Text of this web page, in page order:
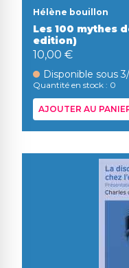
Hélène bouillon
Les 100 mythes
edition)
10,00 €
Disponible sous
Quantité en stock : 0
AJOUTER AU